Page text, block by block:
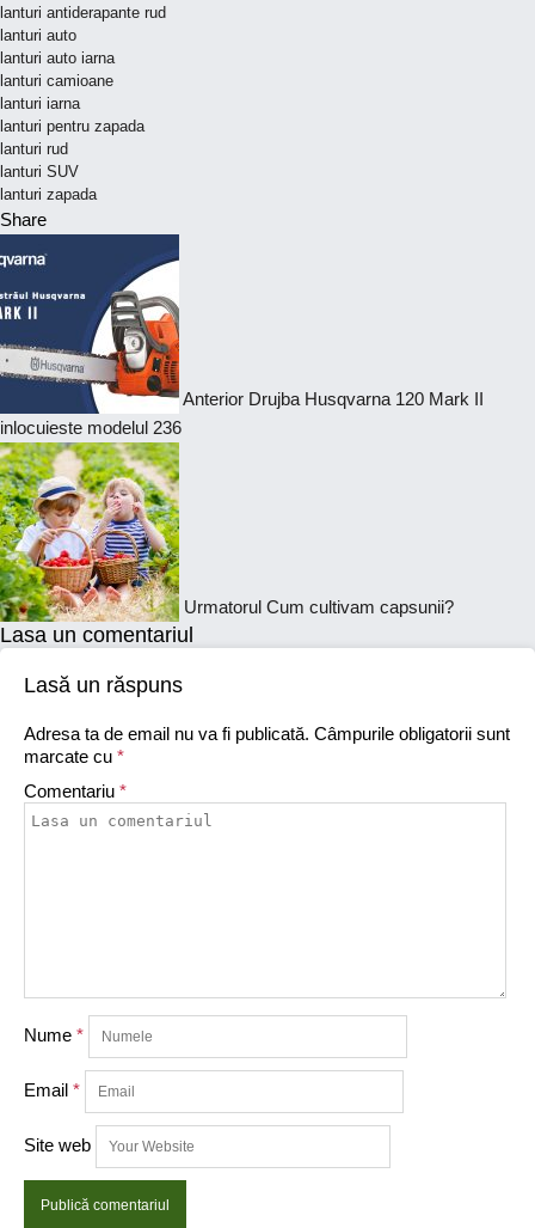
lanturi antiderapante rud
lanturi auto
lanturi auto iarna
lanturi camioane
lanturi iarna
lanturi pentru zapada
lanturi rud
lanturi SUV
lanturi zapada
Share
Anterior Drujba Husqvarna 120 Mark II
inlocuieste modelul 236
Urmatorul Cum cultivam capsunii?
Lasa un comentariul
Lasă un răspuns
Adresa ta de email nu va fi publicată. Câmpurile obligatorii sunt
marcate cu *
Comentariu *
Nume *
Email *
Site web